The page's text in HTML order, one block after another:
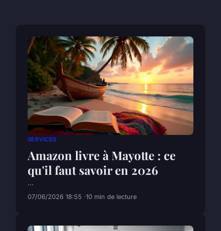
SERVICES
Amazon livre à Mayotte : ce
qu'il faut savoir en 2026
...
07/06/2026 18:55 10 min de lecture